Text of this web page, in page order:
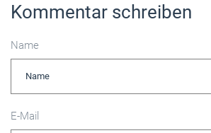
Kommentar schreiben
Name
E-Mail